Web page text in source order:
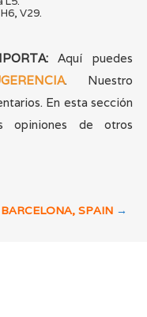
V29.
Aquí puedes
. Nuestro
En esta sección
opiniones de otros
SPAIN →